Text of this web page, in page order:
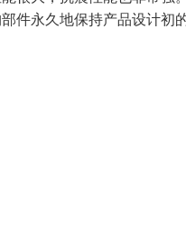
件永久地保持产品设计初